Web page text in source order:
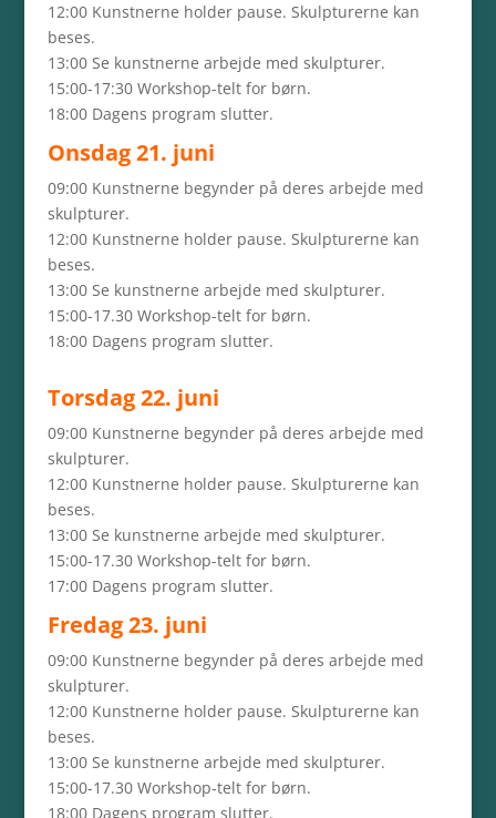
12:00 Kunstnerne holder pause. Skulpturerne kan
beses.
13:00 Se kunstnerne arbejde med skulpturer.
15:00-17:30 Workshop-telt for børn.
18:00 Dagens program slutter.
Onsdag 21. juni
09:00 Kunstnerne begynder på deres arbejde med
skulpturer.
12:00 Kunstnerne holder pause. Skulpturerne kan
beses.
13:00 Se kunstnerne arbejde med skulpturer.
15:00-17.30 Workshop-telt for børn.
18:00 Dagens program slutter.
Torsdag 22. juni
09:00 Kunstnerne begynder på deres arbejde med
skulpturer.
12:00 Kunstnerne holder pause. Skulpturerne kan
beses.
13:00 Se kunstnerne arbejde med skulpturer.
15:00-17.30 Workshop-telt for børn.
17:00 Dagens program slutter.
Fredag 23. juni
09:00 Kunstnerne begynder på deres arbejde med
skulpturer.
12:00 Kunstnerne holder pause. Skulpturerne kan
beses.
13:00 Se kunstnerne arbejde med skulpturer.
15:00-17.30 Workshop-telt for børn.
18:00 Dagens program slutter.